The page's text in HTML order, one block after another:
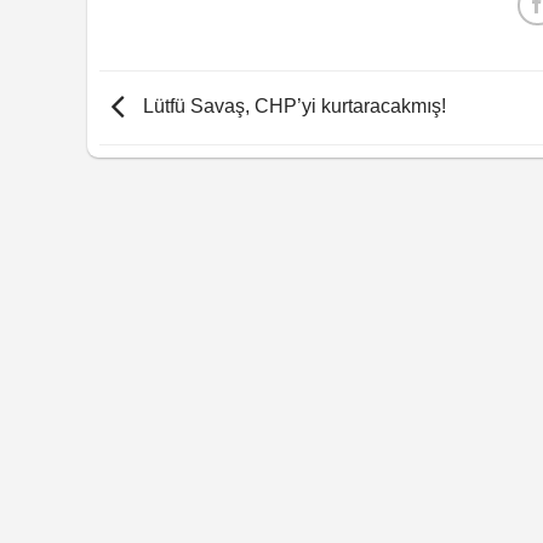
Lütfü Savaş, CHP’yi kurtaracakmış!